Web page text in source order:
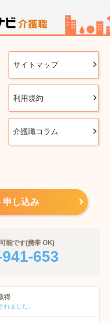
サイトマップ
利用規約
介護職コラム
申し込み
能です(携帯 OK)
653
得
れました。